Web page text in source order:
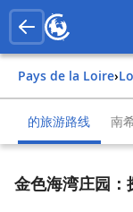
Pays de la Loire›
的旅游路线 南
金色海湾庄园：